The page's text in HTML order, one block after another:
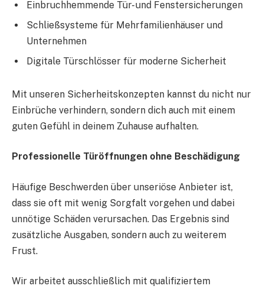
Einbruchhemmende Tür- und Fenstersicherungen
Schließsysteme für Mehrfamilienhäuser und
Unternehmen
Digitale Türschlösser für moderne Sicherheit
Mit unseren Sicherheitskonzepten kannst du nicht nur
Einbrüche verhindern, sondern dich auch mit einem
guten Gefühl in deinem Zuhause aufhalten.
Professionelle Türöffnungen ohne Beschädigung
Häufige Beschwerden über unseriöse Anbieter ist,
dass sie oft mit wenig Sorgfalt vorgehen und dabei
unnötige Schäden verursachen. Das Ergebnis sind
zusätzliche Ausgaben, sondern auch zu weiterem
Frust.
Wir arbeitet ausschließlich mit qualifiziertem